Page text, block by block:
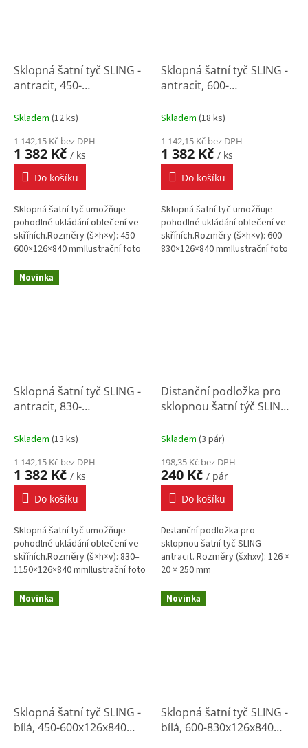
Sklopná šatní tyč SLING -
antracit, 450-
Skladem (12 ks)
1 142,15 Kč bez DPH
1 382 Kč / ks
Do košíku
Sklopná šatní tyč umožňuje
pohodlné ukládání oblečení ve
skříních.Rozměry (š×h×v): 450–
600×126×840 mmIlustrační foto
Sklopná šatní tyč SLING -
antracit, 600-
Skladem (18 ks)
1 142,15 Kč bez DPH
1 382 Kč / ks
Do košíku
Sklopná šatní tyč umožňuje
pohodlné ukládání oblečení ve
skříních.Rozměry (š×h×v): 600–
830×126×840 mmIlustrační foto
Novinka
Sklopná šatní tyč SLING -
antracit, 830-
Skladem (13 ks)
1 142,15 Kč bez DPH
1 382 Kč / ks
Do košíku
Sklopná šatní tyč umožňuje
pohodlné ukládání oblečení ve
skříních.Rozměry (š×h×v): 830–
1150×126×840 mmIlustrační foto
Distanční podložka pro
sklopnou šatní týč SLING
Skladem (3 pár)
198,35 Kč bez DPH
240 Kč / pár
Do košíku
Distanční podložka pro
sklopnou šatní tyč SLING -
antracit. Rozměry (šxhxv): 126 ×
20 × 250 mm
Novinka
Sklopná šatní tyč SLING -
bílá, 450-600x126x840
Novinka
Sklopná šatní tyč SLING -
bílá, 600-830x126x840